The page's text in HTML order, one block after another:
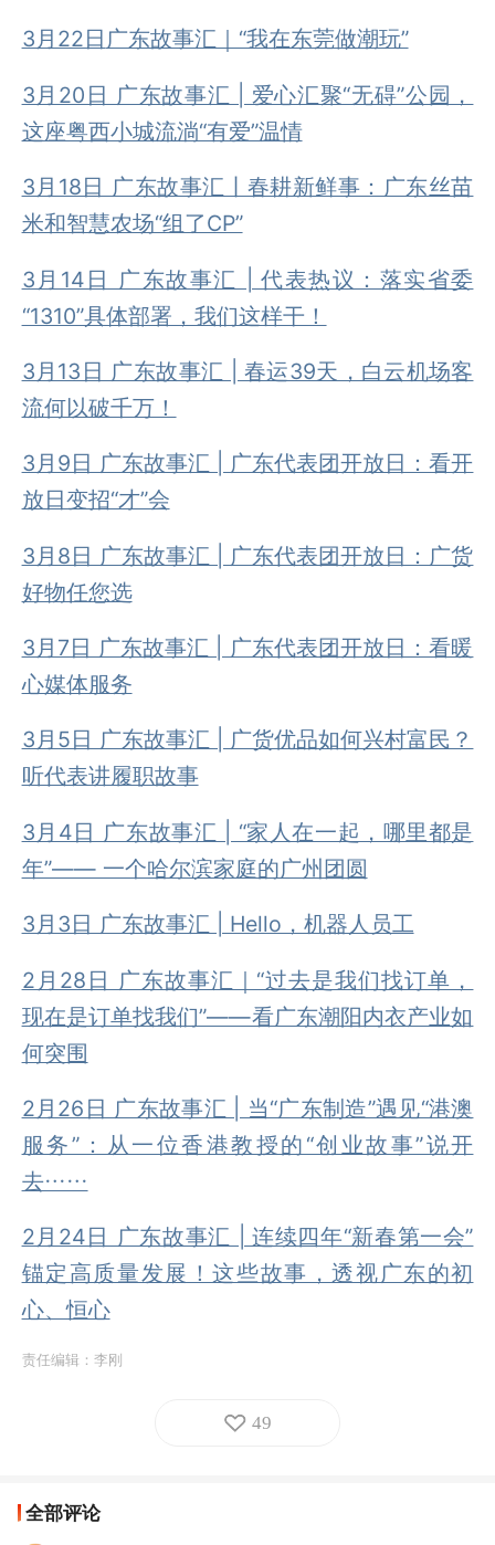
3月22日 广东故事汇｜“我在东莞做潮玩”
3月20日 广东故事汇 | 爱心汇聚“无碍”公园，
这座粤西小城流淌“有爱”温情
3月18日 广东故事汇丨春耕新鲜事：广东丝苗
米和智慧农场“组了CP”
3月14日 广东故事汇 | 代表热议：落实省委
“1310”具体部署，我们这样干！
3月13日 广东故事汇 | 春运39天，白云机场客
流何以破千万！
3月9日 广东故事汇 | 广东代表团开放日：看开
放日变招“才”会
3月8日 广东故事汇 | 广东代表团开放日：广货
好物任您选
3月7日 广东故事汇 | 广东代表团开放日：看暖
心媒体服务
3月5日 广东故事汇 | 广货优品如何兴村富民？
听代表讲履职故事
3月4日 广东故事汇 | “家人在一起，哪里都是
年”—— 一个哈尔滨家庭的广州团圆
3月3日 广东故事汇 | Hello，机器人员工
2月28日 广东故事汇｜“过去是我们找订单，
现在是订单找我们”——看广东潮阳内衣产业如
何突围
2月26日 广东故事汇 | 当“广东制造”遇见“港澳
服务”：从一位香港教授的“创业故事”说开
去……
2月24日 广东故事汇 | 连续四年“新春第一会”
锚定高质量发展！这些故事，透视广东的初
心、恒心
责任编辑： 李刚
49
全部评论